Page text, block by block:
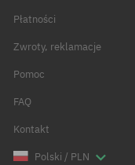
Płatności
Zwroty, reklamacje
Pomoc
FAQ
Kontakt
Polski / PLN